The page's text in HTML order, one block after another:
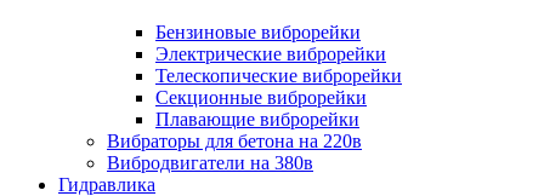
Бензиновые виброрейки
Электрические виброрейки
Телескопические виброрейки
Секционные виброрейки
Плавающие виброрейки
Вибраторы для бетона на 220в
Вибродвигатели на 380в
Гидравлика